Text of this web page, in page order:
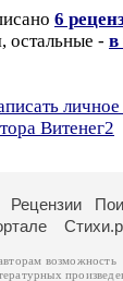
6
остальные - в
Витенег2
Рецензии
возможность